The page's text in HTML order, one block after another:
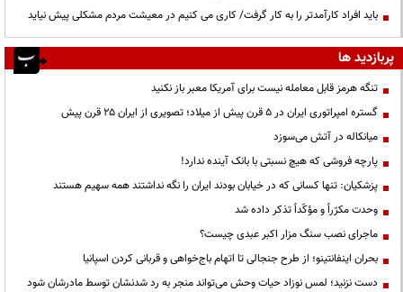
باید افراد کارآمدتر را به کار گرفت/ کاری می کنیم در معیشت مردم مشکلی پیش نیاید
پربازدید ها
تنگه هرمز قابل معامله نیست برای آمریکا معبر باز نکنید
گستره امپراتوری ایران در ۵ قرن پیش از میلاد؛ تصویری از ایران ۲۵ قرن پیش
میانکاله در آتش می‌سوزد
پارچه فروشی که هیچ نسبتی با بانک آینده ندارد!
پزشکیان: تنها کسانی که در خیابان بودند ایران را نگه نداشتند همه سهیم هستند
وحدت مکرّراً و مؤکّداً تذکر داده شد
ماجرای نصب سنگ مزار اکبر عبدی چیست؟
بحران اینفانتینو؛ از طرح جنجالی تا اتهام باج‌خواهی و قربانی کردن اسپانیا
دست نزنید؛ لمس نوزاد حیات وحش می‌تواند منجر به رد شدنشان توسط مادرشان شود